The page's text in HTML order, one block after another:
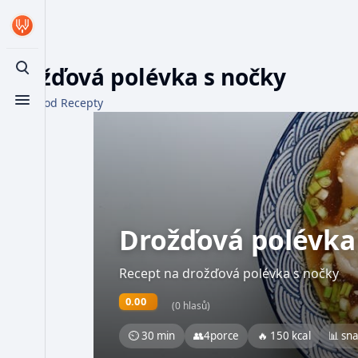
Toggle search
Toggle menu
Drožďová polévka s nočky
Z WikiFood Recepty
Drožďová
Recept na drožďová polévka s nočky
0.00 (0 hlasů)
⏲ 30 min 👥4porce 🔥 150 kcal 📊